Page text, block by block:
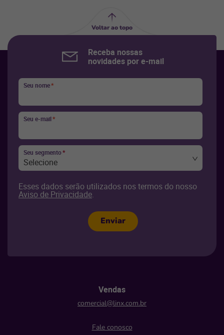
Voltar ao topo
Receba nossas
novidades por e-mail
Seu nome*
Seu e-mail*
Seu segmento*
Selecione
Esses dados serão utilizados nos termos do nosso
Aviso de Privacidade.
Enviar
Vendas
comercial@linx.com.br
Fale conosco